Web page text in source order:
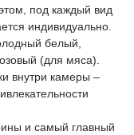
под каждый вид
индивидуально.
белый,
(для мяса).
внутри камеры –
и самый главный